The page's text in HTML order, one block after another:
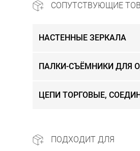
СОПУТСТВУЮЩИЕ
НАСТЕННЫЕ ЗЕРКАЛА
ПАЛКИ-СЪЁМНИКИ ДЛЯ
ЦЕПИ ТОРГОВЫЕ,
ПОДХОДИТ ДЛЯ